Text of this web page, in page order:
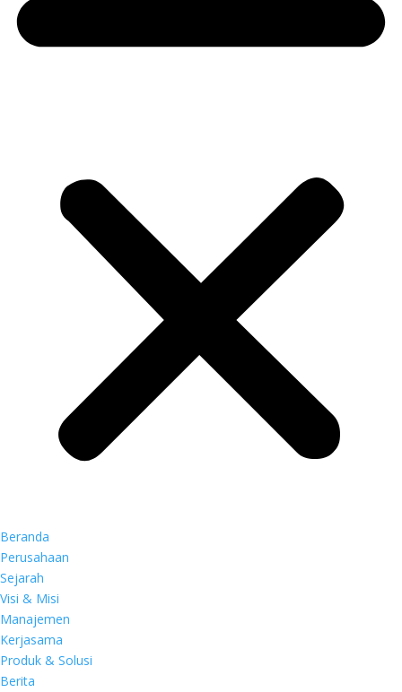
Beranda
Perusahaan
Sejarah
Visi & Misi
Manajemen
Kerjasama
Produk & Solusi
Berita